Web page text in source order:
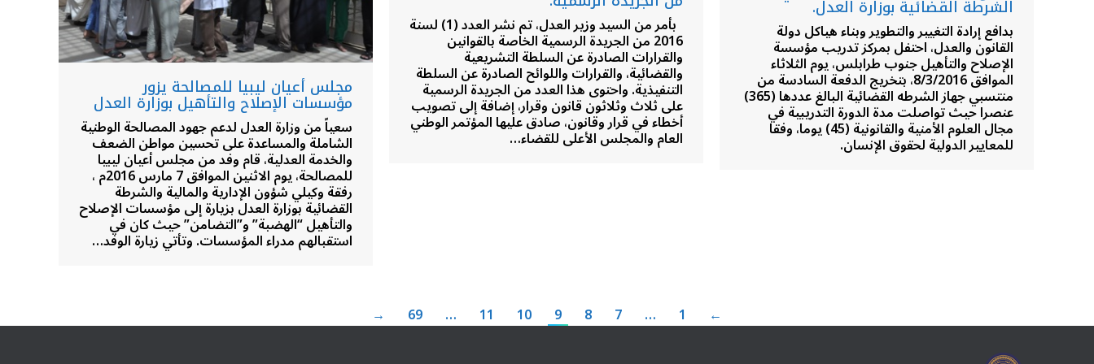
الشرطة القضائية بوزارة العدل.
بدافع إرادة التغيير والتطوير وبناء هياكل دولة
القانون والعدل، احتفل بمركز تدريب مؤسسة
الإصلاح والتأهيل جنوب طرابلس، يوم الثلاثاء
الموافق 8/3/2016، بتخريج الدفعة السادسة من
منتسبي جهاز الشرطه القضائية البالغ عددها (365)
عنصرا حيث تواصلت مدة الدورة التدريبية في
مجال العلوم الأمنية والقانونية (45) يوما، وفقا
للمعايير الدولية لحقوق الإنسان.
مجلس أعيان ليبيا للمصالحة يزور
مؤسسات الإصلاح والتأهيل بوزارة العدل
سعياً من وزارة العدل لدعم جهود المصالحة الوطنية
الشاملة والمساعدة على تحسين مواطن الضعف
والخدمة العدلية، قام وفد من مجلس أعيان ليبيا
للمصالحة، يوم الاثنين الموافق 7 مارس 2016م ،
رفقة وكيلي شؤون الإدارية والمالية والشرطة
القضائية بوزارة العدل بزيارة إلى مؤسسات الإصلاح
والتأهيل “الهضبة” و”التضامن” حيث كان في
استقبالهم مدراء المؤسسات. وتأتي زيارة الوفد…
بأمر من السيد وزير العدل، تم نشر العدد (1) لسنة
2016 من الجريدة الرسمية الخاصة بالقوانين
والقرارات الصادرة عن السلطة التشريعية
والقضائية، والقرارات واللوائح الصادرة عن السلطة
التنفيذية. واحتوى هذا العدد من الجريدة الرسمية
على ثلاث وثلاثون قانون وقرار، إضافة إلى تصويب
أخطاء في قرار وقانون، صادق عليها المؤتمر الوطني
العام والمجلس الأعلى للقضاء…
←
1
…
7
8
9
10
11
…
69
→